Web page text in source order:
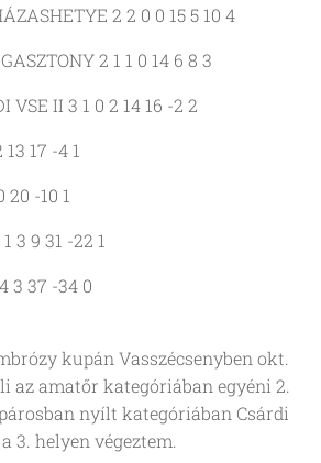
2 2 0 0 15 5 10 4
2 1 1 0 14 6 8 3
VSE II 3 1 0 2 14 16 -2 2
17 -4 1
20 -10 1
3 9 31 -22 1
3 37 -34 0
kupán Vasszécsenyben okt.
az amatőr kategóriában egyéni 2.
nyílt kategóriában Csárdi
3. helyen végeztem.